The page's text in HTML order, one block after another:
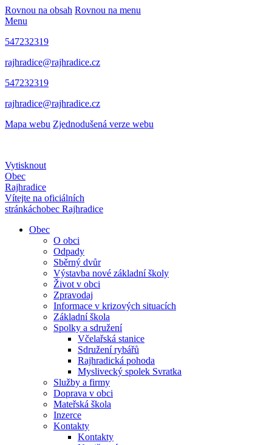
Rovnou na obsah Rovnou na menu
Menu
547232319
rajhradice@rajhradice.cz
547232319
rajhradice@rajhradice.cz
Mapa webu Zjednodušená verze webu
Vytisknout
Obec
Rajhradice
Vítejte na oficiálních
stránkáchobec Rajhradice
Obec
O obci
Odpady
Sběrný dvůr
Výstavba nové základní školy
Život v obci
Zpravodaj
Informace v krizových situacích
Základní škola
Spolky a sdružení
Včelařská stanice
Sdružení rybářů
Rajhradická pohoda
Myslivecký spolek Svratka
Služby a firmy
Doprava v obci
Mateřská škola
Inzerce
Kontakty
Kontakty